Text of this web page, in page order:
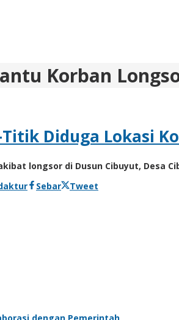
Korban
Diduga Lokasi
longsor di Dusun Cibuyut, Desa
Sebar
Tweet